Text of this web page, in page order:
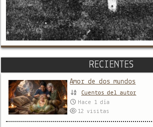
RECIENTES
Amor de dos mundos
Cuentos del autor
Hace 1 día
12visitas